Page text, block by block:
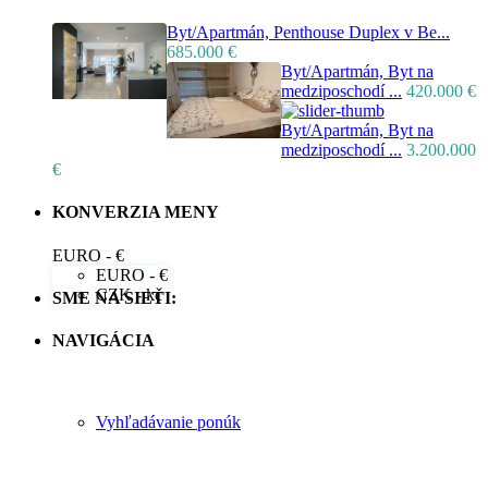
Byt/Apartmán, Penthouse Duplex v Be...
685.000 €
Byt/Apartmán, Byt na
medziposchodí ... 420.000 €
Byt/Apartmán, Byt na
medziposchodí ... 3.200.000
€
KONVERZIA MENY
EURO - €
EURO - €
CZK - kč
SME NA SIETI:
NAVIGÁCIA
Vyhľadávanie ponúk